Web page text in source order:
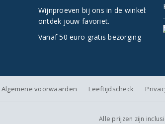
Wijnproeven bij ons in de winkel:
ontdek jouw favoriet.
Vanaf 50 euro gratis bezorging
Algemene voorwaarden Leeftijdscheck
Alle prijzen zijn